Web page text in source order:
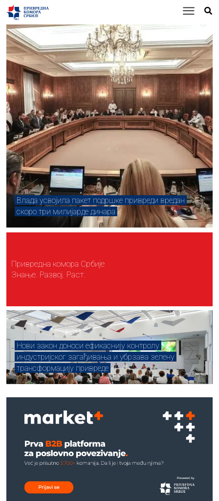
Влада усвојила пакет подршке привреди вредан
скоро три милијарде динара
Привредна комора Србије
Знање. Развој. Раст.
Нови закон доноси ефикаснију контролу
индустријског загађивања и убрзава зелену
трансформацију привреде